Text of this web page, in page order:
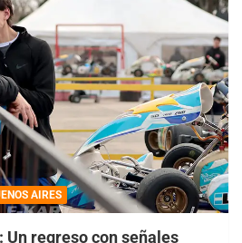
AIRES
Un regreso con señales